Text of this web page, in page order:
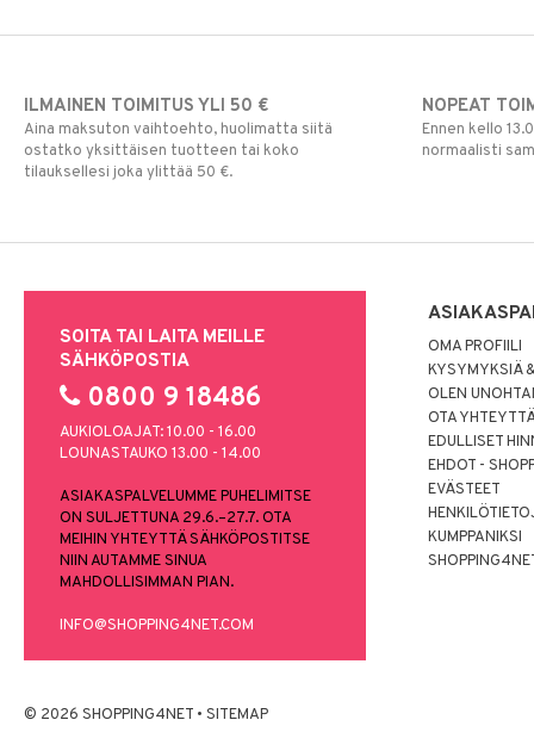
ILMAINEN TOIMITUS YLI 50 €
Aina maksuton vaihtoehto, huolimatta siitä
ostatko yksittäisen tuotteen tai koko
tilauksellesi joka ylittää 50 €.
NOPEAT
Ennen kello
normaalisti
SOITA TAI LAITA MEILLE
SÄHKÖPOSTIA
0800 9 18486
AUKIOLOAJAT: 10.00 - 16.00
LOUNASTAUKO 13.00 - 14.00
ASIAKASPALVELUMME PUHELIMITSE
ON SULJETTUNA 29.6.–27.7. OTA
MEIHIN YHTEYTTÄ SÄHKÖPOSTITSE
NIIN AUTAMME SINUA
MAHDOLLISIMMAN PIAN.
INFO@SHOPPING4NET.COM
OMA PROFIILI
KYSYMYKSIÄ
OLEN
OTA
EDULLISET
EHDOT -
EVÄSTEET
KUMPPANIKSI
© 2026 SHOPPING4NET • SITEMAP